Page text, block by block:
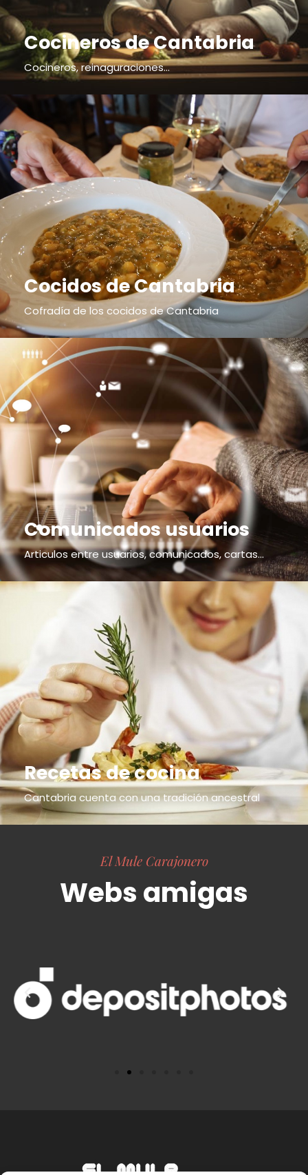
Cocineros de Cantabria
Cocineros, reinaguraciones...
Cocidos de Cantabria
Cofradía de los cocidos de Cantabria
Comunicados usuarios
Articulos entre usuarios, comunicados, cartas...
Recetas de cocina
Cantabria cuenta con una tradición ancestral
El Mule Carajonero
Webs amigas